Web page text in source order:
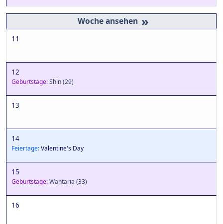
»
11
12
Geburtstage:Shin(29)
13
14
Feiertage:Valentine's Day
15
Geburtstage:Wahtaria (33)
16